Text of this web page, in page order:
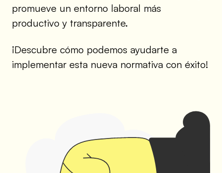
promueve un entorno laboral más
productivo y transparente.
¡Descubre cómo podemos ayudarte a
implementar esta nueva normativa con éxito!